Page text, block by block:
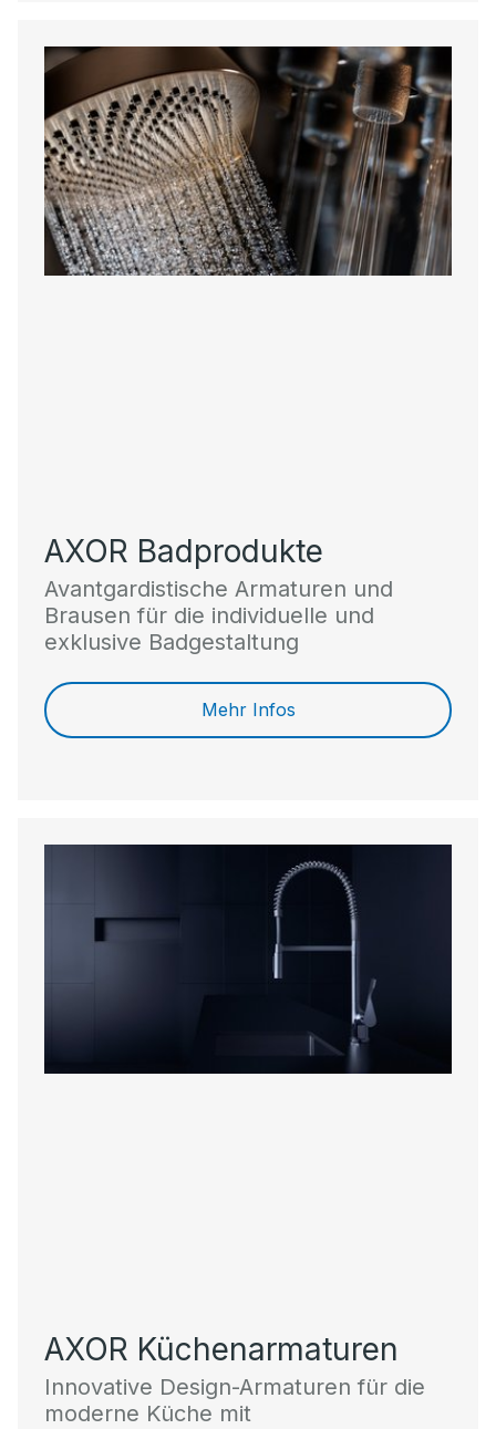
AXOR Badprodukte
Avantgardistische Armaturen und
Brausen für die individuelle und
exklusive Badgestaltung
Mehr Infos
AXOR Küchenarmaturen
Innovative Design-Armaturen für die
moderne Küche mit